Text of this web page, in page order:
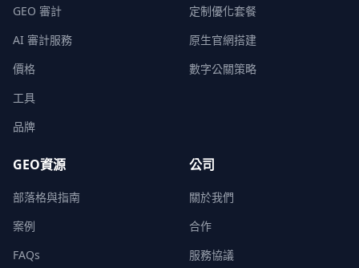
GEO 審計
AI 審計服務
價格
工具
品牌
定制優化套餐
原生官網搭建
數字公關策略
GEO資源
部落格與指南
案例
FAQs
公司
關於我們
合作
服務協議